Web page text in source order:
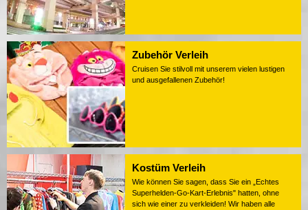
Zubehör Verleih
Cruisen Sie stilvoll mit unserem vielen lustigen
und ausgefallenen Zubehör!
Kostüm Verleih
Wie können Sie sagen, dass Sie ein „Echtes
Superhelden-Go-Kart-Erlebnis" hatten, ohne
sich wie einer zu verkleiden! Wir haben alle